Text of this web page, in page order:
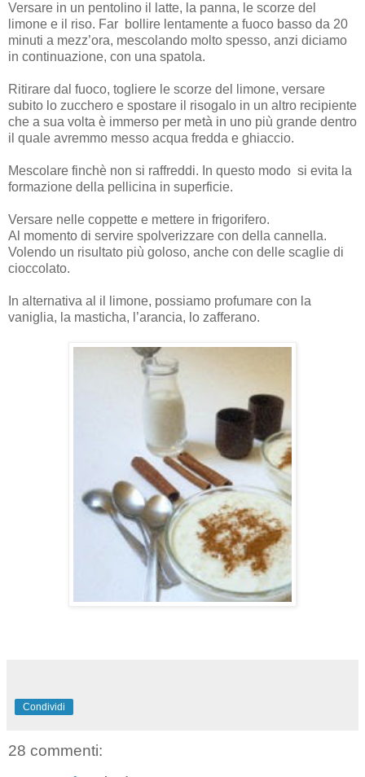
Versare in un pentolino il latte, la panna, le scorze del
limone e il riso. Far bollire lentamente a fuoco basso da 20
minuti a mezz’ora, mescolando molto spesso, anzi diciamo
in continuazione, con una spatola.
Ritirare dal fuoco, togliere le scorze del limone, versare
subito lo zucchero e spostare il risogalo in un altro recipiente
che a sua volta è immerso per metà in uno più grande dentro
il quale avremmo messo acqua fredda e ghiaccio.
Mescolare finchè non si raffreddi. In questo modo si evita la
formazione della pellicina in superficie.
Versare nelle coppette e mettere in frigorifero.
Al momento di servire spolverizzare con della cannella.
Volendo un risultato più goloso, anche con delle scaglie di
cioccolato.
In alternativa al il limone, possiamo profumare con la
vaniglia, la masticha, l’arancia, lo zafferano.
Condividi
28 commenti: